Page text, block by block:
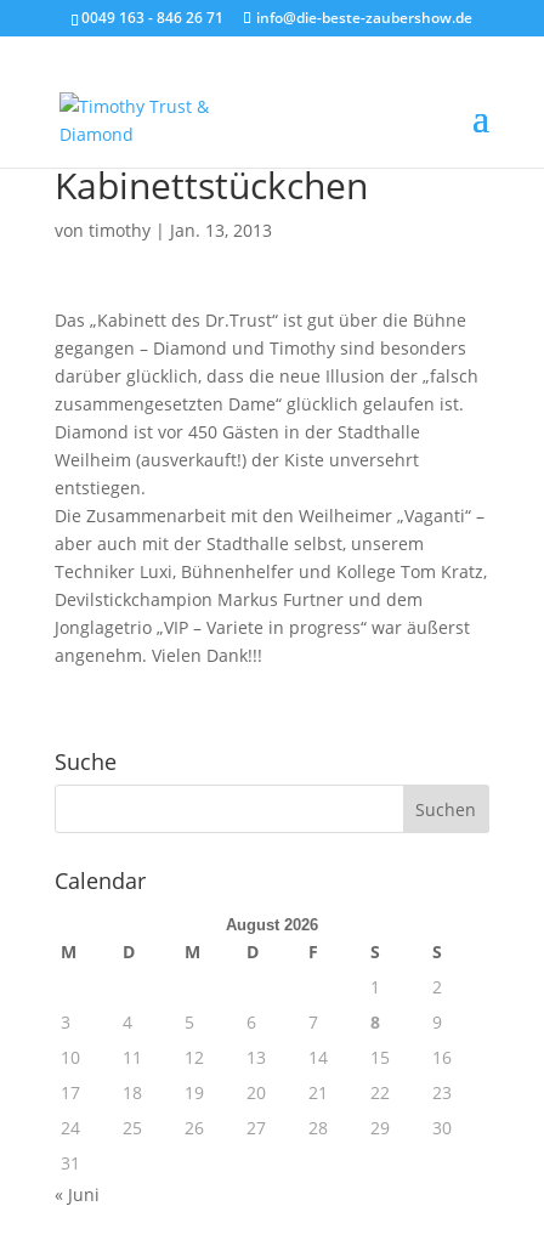
0049 163 - 846 26 71 info@die-beste-zaubershow.de
Kabinettstückchen
von timothy| Jan. 13, 2013
Das „Kabinett des Dr.Trust“ ist gut über die Bühne
gegangen – Diamond und Timothy sind besonders
darüber glücklich, dass die neue Illusion der „falsch
zusammengesetzten Dame“ glücklich gelaufen ist.
Diamond ist vor 450 Gästen in der Stadthalle
Weilheim (ausverkauft!) der Kiste unversehrt
entstiegen.
Die Zusammenarbeit mit den Weilheimer „Vaganti“ –
aber auch mit der Stadthalle selbst, unserem
Techniker Luxi, Bühnenhelfer und Kollege Tom Kratz,
Devilstickchampion Markus Furtner und dem
Jonglagetrio „VIP – Variete in progress“ war äußerst
angenehm. Vielen Dank!!!
Suche
Calendar
August 2026
M D M D F S
S
1
2
3
4 5 6 7 8
9
10
11 12 13 14 15
16
17
18 19 20 21 22
23
24
25 26 27 28 29
30
31
« Juni